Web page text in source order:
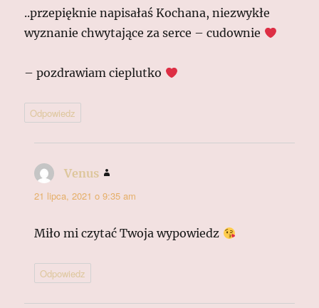
..przepięknie napisałaś Kochana, niezwykłe
wyznanie chwytające za serce – cudownie
– pozdrawiam cieplutko
Odpowiedz
Venus
21 lipca, 2021 o 9:35 am
Miło mi czytać Twoja wypowiedz
Odpowiedz